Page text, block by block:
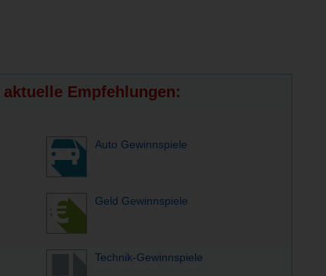
Empfehlungen:
Auto Gewinnspiele
Geld Gewinnspiele
Technik-Gewinnspiele